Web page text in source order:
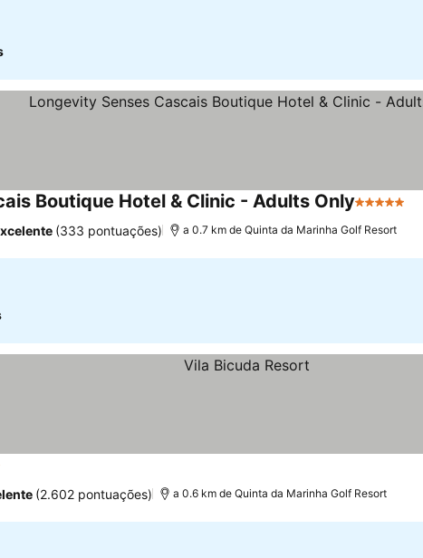
Boutique Hotel & Clinic - Adults Only5 Estrelas
(333 pontuações) a 0.7 km de Quinta da Marinha Golf Resort
(2.602 pontuações) a 0.6 km de Quinta da Marinha Golf Resort